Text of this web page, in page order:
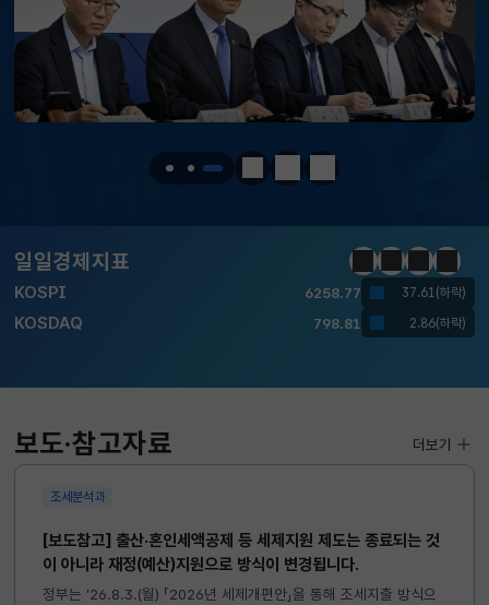
정지 이전 다음
일일경제지표
달러-원 1410.6000 13.2000(하락)
KOSPI 6258.77 37.61(하락)
KOSDAQ 798.81 2.86(하락)
KOSPI 6258.77 37.61(하락)
KOSDAQ 798.81 2.86(하락)
국고채(3년)
정지이전다음일일경
보도·참고자료
조세분석과
[보도참고] 출산·혼인세액공제 등 세제지원 제도는 종료되는 것
이 아니라 재정(예산)지원으로 방식이 변경됩니다.
정부는 ’26.8.3.(월) 「2026년 세제개편안」을 통해 조세지출 방식으
더보기